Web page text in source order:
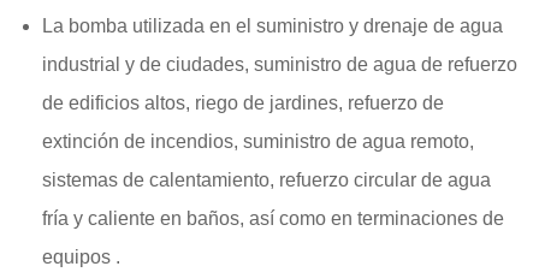
La bomba utilizada en el suministro y drenaje de agua
industrial y de ciudades, suministro de agua de refuerzo
de edificios altos, riego de jardines, refuerzo de
extinción de incendios, suministro de agua remoto,
sistemas de calentamiento, refuerzo circular de agua
fría y caliente en baños, así como en terminaciones de
equipos .